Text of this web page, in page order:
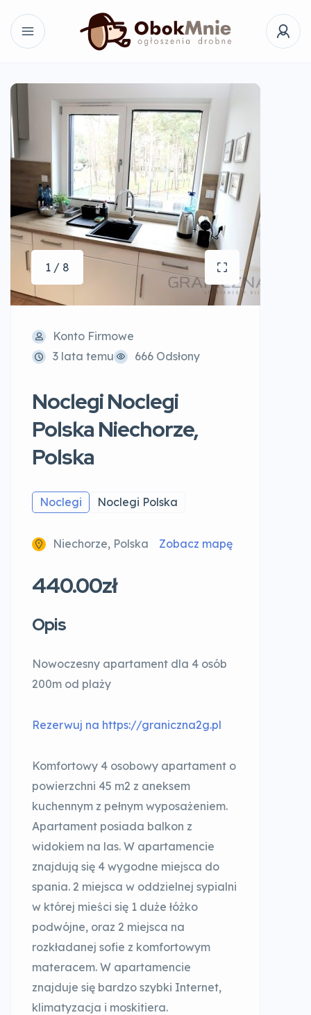
1 / 8
Konto Firmowe
3 lata temu
666 Odsłony
Noclegi Noclegi
Polska Niechorze,
Polska
Noclegi Noclegi Polska
Niechorze, Polska Zobacz mapę
440.00zł
Opis
Nowoczesny apartament dla 4 osób
200m od plaży
Rezerwuj na https://graniczna2g.pl
Komfortowy 4 osobowy apartament o
powierzchni 45 m2 z aneksem
kuchennym z pełnym wyposażeniem.
Apartament posiada balkon z
widokiem na las. W apartamencie
znajdują się 4 wygodne miejsca do
spania. 2 miejsca w oddzielnej sypialni
w której mieści się 1 duże łóżko
podwójne, oraz 2 miejsca na
rozkładanej sofie z komfortowym
materacem. W apartamencie
znajduje się bardzo szybki Internet,
klimatyzacja i moskitiera.